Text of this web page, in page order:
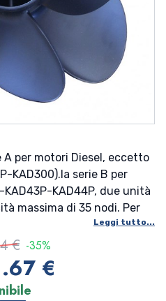
A per motori Diesel, eccetto
KAD300).la serie B per
KAD44P, due unità
massima di 35 nodi. Per
Leggi tutto...
€ -35%
€